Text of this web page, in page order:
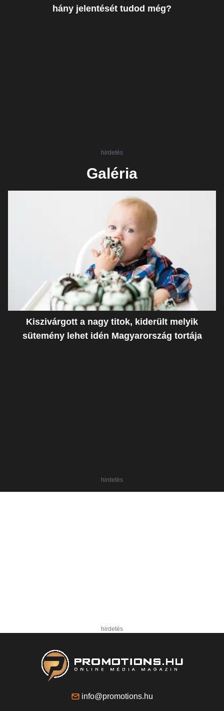
hány jelentését tudod még?
hirdetés
Galéria
Kiszivárgott a nagy titok, kiderült melyik
sütemény lehet idén Magyarország tortája
hirdetés
hirdetés
info@promotions.hu